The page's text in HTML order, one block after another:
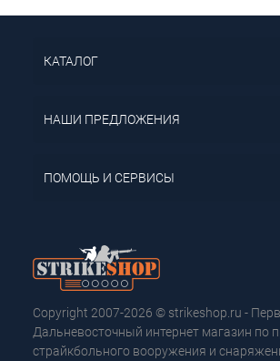
КАТАЛОГ
НАШИ ПРЕДЛОЖЕНИЯ
ПОМОЩЬ И СЕРВИСЫ
Copyright 2007-2026 © strikeshop.ru -
Дальневосточный интернет магазин по
страйкбольного вооружения и